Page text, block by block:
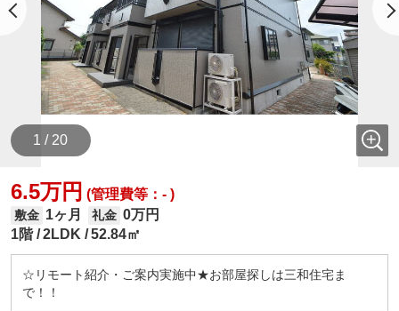
1 / 20
6.5万円 (管理費等：- )
敷金 1ヶ月 礼金 0万円
1階 2LDK 52.84㎡
☆リモート紹介・ご案内実施中★お部屋探しは三和住宅ま
で！！